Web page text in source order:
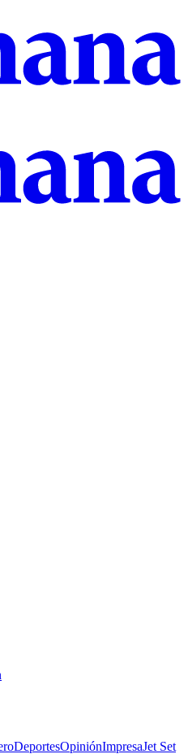
DeportesOpiniónImpresaJet Set